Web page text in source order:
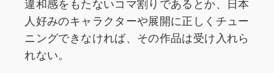
人好みのキャラクターや展開に正しくチュー
ニングできなければ、その作品は受け入れら
れない。